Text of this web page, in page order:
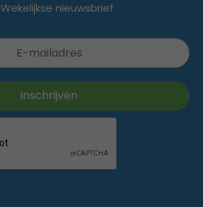
Wekelijkse nieuwsbrief